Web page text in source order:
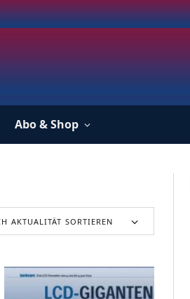
Abo & Shop
AKTUALITÄT SORTIEREN